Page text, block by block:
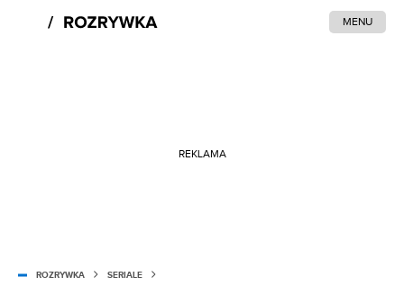
MENU
REKLAMA
ROZRYWKA SERIALE